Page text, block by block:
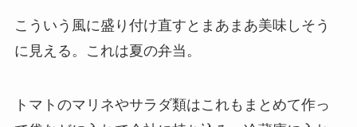
こういう風に盛り付け直すとまあまあ美味しそう
に見える。これは夏の弁当。
トマトのマリネやサラダ類はこれもまとめて作っ